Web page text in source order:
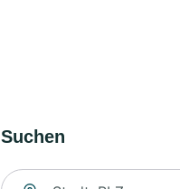
Suchen
Suche nach Ort